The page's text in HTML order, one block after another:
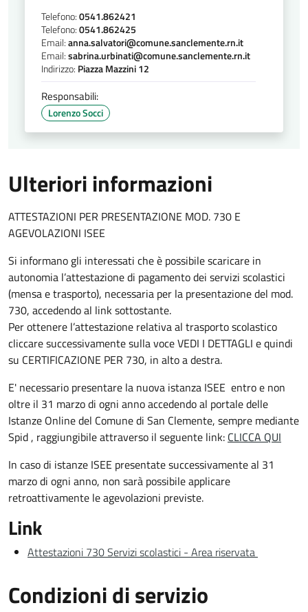
Telefono:0541.862421
Telefono:0541.862425
Email:anna.salvatori@comune.sanclemente.rn.it
Email:sabrina.urbinati@comune.sanclemente.rn.it
Indirizzo: Piazza Mazzini 12
Responsabili:
Lorenzo Socci
Ulteriori informazioni
ATTESTAZIONI PER PRESENTAZIONE MOD. 730 E
AGEVOLAZIONI ISEE
Si informano gli interessati che è possibile scaricare in
autonomia l’attestazione di pagamento dei servizi scolastici
(mensa e trasporto), necessaria per la presentazione del mod.
730, accedendo al link sottostante.
Per ottenere l’attestazione relativa al trasporto scolastico
cliccare successivamente sulla voce VEDI I DETTAGLI e quindi
su CERTIFICAZIONE PER 730, in alto a destra.
E' necessario presentare la nuova istanza ISEE entro e non
oltre il 31 marzo di ogni anno accedendo al portale delle
Istanze Online del Comune di San Clemente, sempre mediante
Spid , raggiungibile attraverso il seguente link: CLICCA QUI
In caso di istanze ISEE presentate successivamente al 31
marzo di ogni anno, non sarà possibile applicare
retroattivamente le agevolazioni previste.
Link
Attestazioni 730 Servizi scolastici - Area riservata
Condizioni di servizio